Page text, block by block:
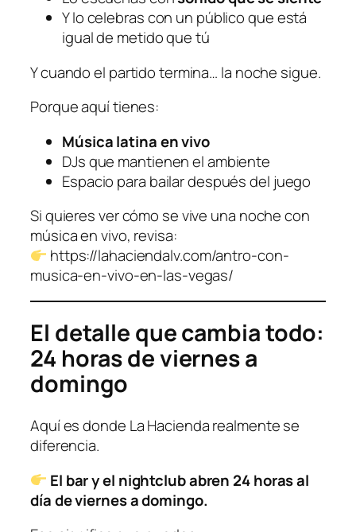
Y lo celebras con un público que está
igual de metido que tú
Y cuando el partido termina… la noche sigue.
Porque aquí tienes:
Música latina en vivo
DJs que mantienen el ambiente
Espacio para bailar después del juego
Si quieres ver cómo se vive una noche con
música en vivo, revisa:
https://lahaciendalv.com/antro-con-
musica-en-vivo-en-las-vegas/
El detalle que cambia todo:
24 horas de viernes a
domingo
Aquí es donde La Hacienda realmente se
diferencia.
El bar y el nightclub abren 24 horas al
día de viernes a domingo.